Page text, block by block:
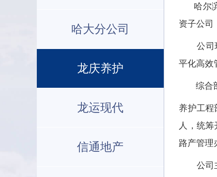
哈大分公司
龙庆养护
龙运现代
信通地产
哈尔滨
资子公司
公司现
平化高效
综合部
养护工程
人，统
路产管理
公司主